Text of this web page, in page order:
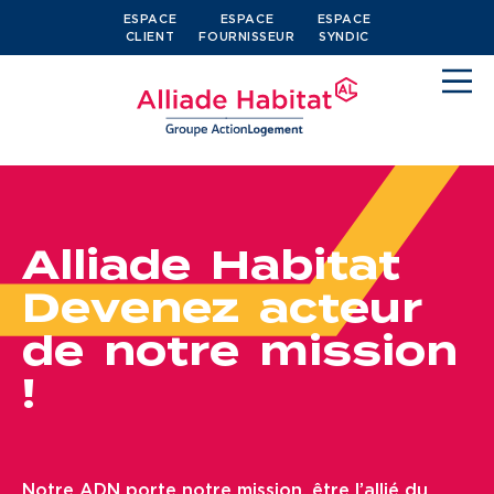
ESPACE
CLIENT
ESPACE
FOURNISSEUR
ESPACE
SYNDIC
Je cherche un logement
Alliade Habitat
Devenez acteur
de notre mission
!
Notre ADN porte notre mission, être l’allié du